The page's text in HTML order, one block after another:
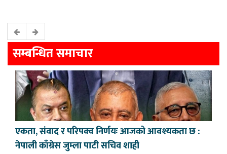
सम्बन्धित समाचार
एकता, संवाद र परिपक्व निर्णयः आजको आवश्यकता छ :
नेपाली काँग्रेस जुम्ला पाटी सचिव शाही